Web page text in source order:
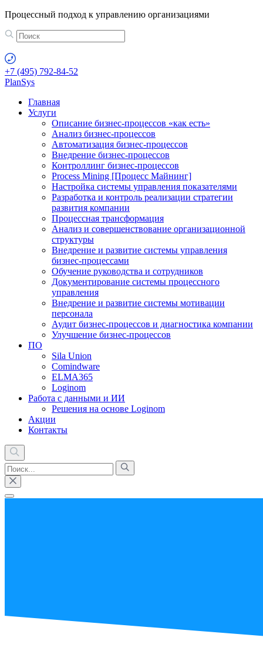
Процессный подход к управлению организациями
+7 (495) 792-84-52
PlanSys
Главная
Услуги
Описание бизнес-процессов «как есть»
Анализ бизнес-процессов
Автоматизация бизнес-процессов
Внедрение бизнес-процессов
Контроллинг бизнес-процессов
Process Mining [Процесс Майнинг]
Настройка системы управления показателями
Разработка и контроль реализации стратегии
развития компании
Процессная трансформация
Анализ и совершенствование организационной
структуры
Внедрение и развитие системы управления
бизнес-процессами
Обучение руководства и сотрудников
Документирование системы процессного
управления
Внедрение и развитие системы мотивации
персонала
Аудит бизнес-процессов и диагностика компании
Улучшение бизнес-процессов
ПО
Sila Union
Comindware
ELMA365
Loginom
Работа с данными и ИИ
Решения на основе Loginom
Акции
Контакты